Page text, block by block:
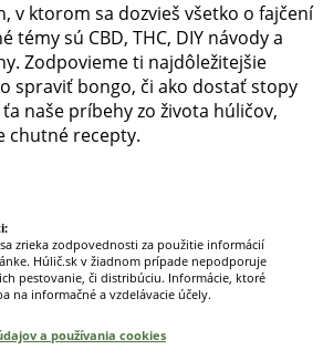
v ktorom sa dozvieš všetko o fajčení
témy sú CBD, THC, DIY návody a
Zodpovieme ti najdôležitejšie
spraviť bongo, či ako dostať stopy
naše príbehy zo života húličov,
chutné recepty.
zrieka zodpovednosti za použitie informácií
Húlič.sk v žiadnom prípade nepodporuje
pestovanie, či distribúciu. Informácie, ktoré
na informačné a vzdelávacie účely.
a používania cookies